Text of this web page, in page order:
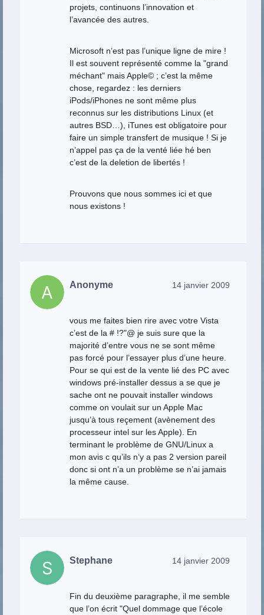
projets, continuons l’innovation et
l’avancée des autres.
Microsoft n’est pas l’unique ligne de mire !
Il est souvent représenté comme la "grand
méchant" mais Apple© ; c’est la même
chose, regardez : les derniers
iPods/iPhones ne sont même plus
reconnus sur les distributions Linux (et
autres BSD…), iTunes est obligatoire pour
faire un simple transfert de musique ! Si je
n’appel pas ça de la venté liée hé ben
c’est de la deletion de libertés !
Prouvons que nous sommes ici et que
nous existons !
Anonyme 14 janvier 2009
vous me faites bien rire avec votre Vista
c’est de la # !?"@ je suis sure que la
majorité d’entre vous ne se sont même
pas forcé pour l’essayer plus d’une heure.
Pour se qui est de la vente lié des PC avec
windows pré-installer dessus a se que je
sache ont ne pouvait installer windows
comme on voulait sur un Apple Mac
jusqu’à tous reçement (avènement des
processeur intel sur les Apple). En
terminant le problème de GNU/Linux a
mon avis c qu’ils n’y a pas 2 version pareil
donc si ont n’a un problème se n’ai jamais
la même cause.
Stephane 14 janvier 2009
Fin du deuxième paragraphe, il me semble
que l’on écrit "Quel dommage que l’école